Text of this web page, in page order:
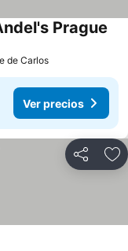
Prague
de Carlos
Ver precios
Compartir